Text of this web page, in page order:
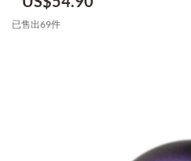
已售出69件